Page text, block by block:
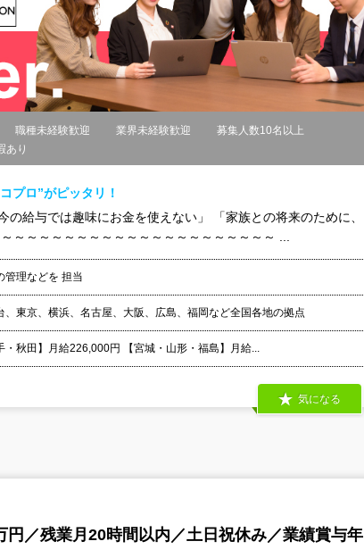
職種未経験歓迎 業界未経験歓迎
募集人数10名以上
あり
プロ”がピッタリ！
の給与では趣味にお金を使えない」 「家族との将来のために、
～～～～～～～～～～～～～～～～～～～～～ ...
管理などを 担当
、東京、横浜、名古屋、大阪、広島、福岡など全国各地の拠点
・秋田】月給226,000円 【宮城・山形・福島】月給...
気になる
／残業月20時間以内／土日祝休み／業績賞与年